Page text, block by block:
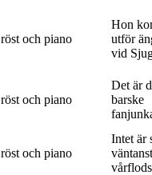
röst och piano
Hon
utför
vid
röst och piano
Det är
barske
röst och piano
Intet är